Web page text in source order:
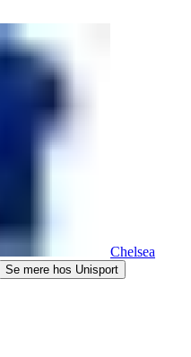
Chelsea
Se mere hos Unisport